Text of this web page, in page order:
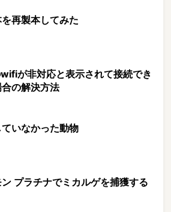
再製本してみた
が非対応と表示されて接続でき
の解決方法
いなかった動物
プラチナでミカルゲを捕獲する